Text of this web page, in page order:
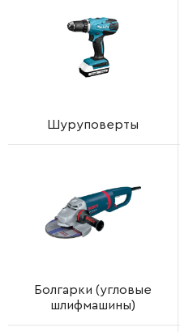
Шуруповерты
Болгарки (угловые
шлифмашины)